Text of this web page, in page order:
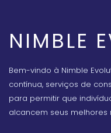
NIMBLE
Bem-vindo à Nimble
contínua, serviços de
para permitir que
alcancem seus melhores